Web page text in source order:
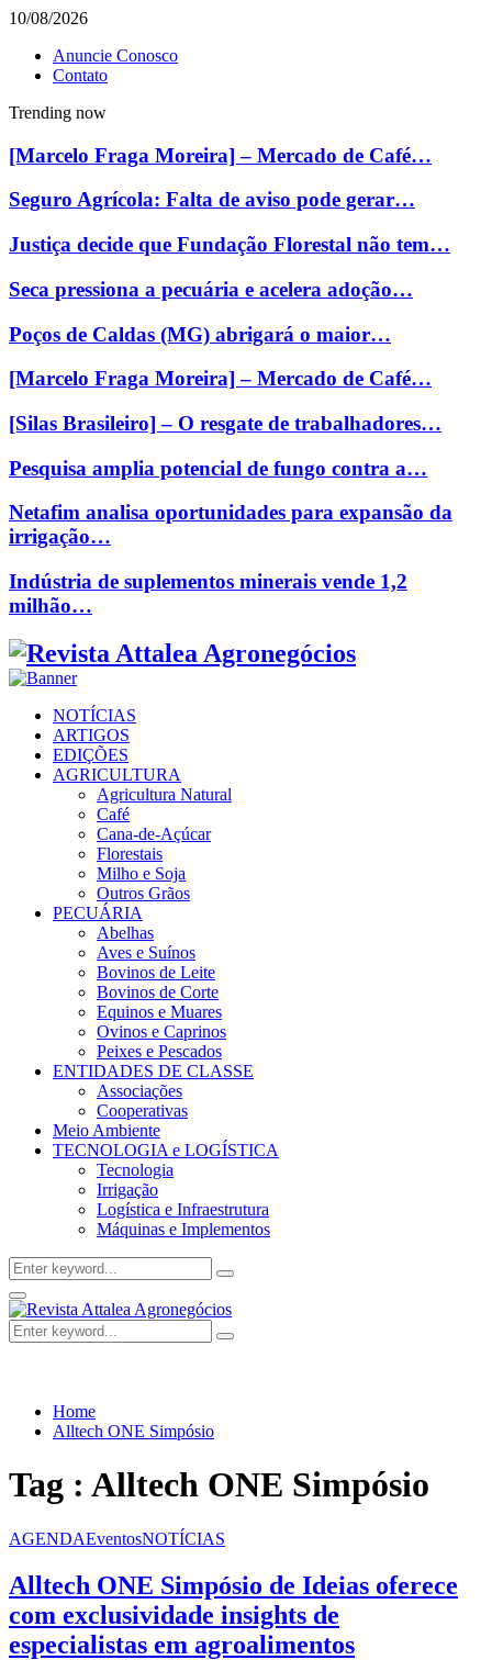
10/08/2026
Anuncie Conosco
Contato
Trending now
[Marcelo Fraga Moreira] – Mercado de Café…
Seguro Agrícola: Falta de aviso pode gerar…
Justiça decide que Fundação Florestal não tem…
Seca pressiona a pecuária e acelera adoção…
Poços de Caldas (MG) abrigará o maior…
[Marcelo Fraga Moreira] – Mercado de Café…
[Silas Brasileiro] – O resgate de trabalhadores…
Pesquisa amplia potencial de fungo contra a…
Netafim analisa oportunidades para expansão da
irrigação…
Indústria de suplementos minerais vende 1,2
milhão…
Facebook
Twitter
Instagram
Linkedin
Youtube
Email
NOTÍCIAS
ARTIGOS
EDIÇÕES
AGRICULTURA
Agricultura Natural
Café
Cana-de-Açúcar
Florestais
Milho e Soja
Outros Grãos
PECUÁRIA
Abelhas
Aves e Suínos
Bovinos de Leite
Bovinos de Corte
Equinos e Muares
Ovinos e Caprinos
Peixes e Pescados
ENTIDADES DE CLASSE
Associações
Cooperativas
Meio Ambiente
TECNOLOGIA e LOGÍSTICA
Tecnologia
Irrigação
Logística e Infraestrutura
Máquinas e Implementos
Search
for:
Search
Facebook
Twitter
Instagram
Linkedin
Youtube
Email
Primary
Menu
Search
for:
Search
Home
Alltech ONE Simpósio
Tag : Alltech ONE Simpósio
AGENDAEventosNOTÍCIAS
Alltech ONE Simpósio de Ideias oferece
com exclusividade insights de
especialistas em agroalimentos